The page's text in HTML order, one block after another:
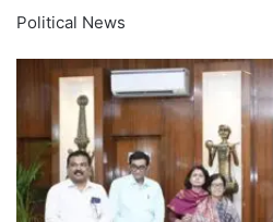
Political News